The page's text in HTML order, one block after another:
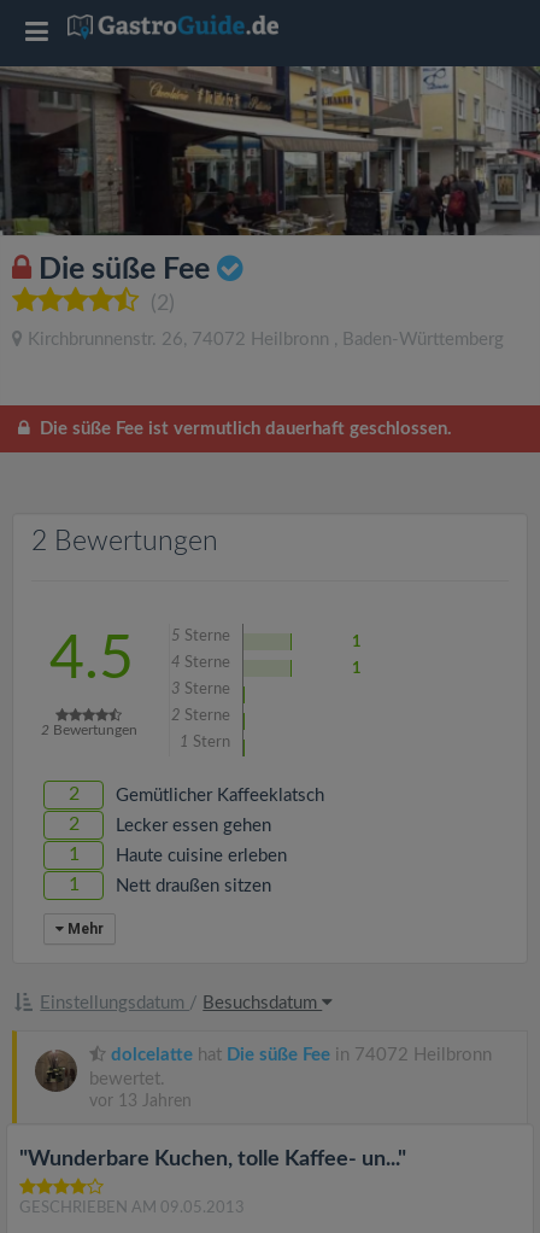
Die süße Fee
(2)
Kirchbrunnenstr. 26, 74072 Heilbronn , Baden-Württemberg
Die süße Fee ist vermutlich dauerhaft geschlossen.
2 Bewertungen
4.5
2 Bewertungen
5 Sterne
1
4 Sterne
1
3 Sterne
2 Sterne
1 Stern
2 Gemütlicher Kaffeeklatsch
2 Lecker essen gehen
1 Haute cuisine erleben
1 Nett draußen sitzen
Mehr
Einstellungsdatum / Besuchsdatum
dolcelatte hat Die süße Fee in 74072 Heilbronn
bewertet.
vor 13 Jahren
"Wunderbare Kuchen, tolle Kaffee- un..."
GESCHRIEBEN AM 09.05.2013
T
o
g
l
e
g
a
o